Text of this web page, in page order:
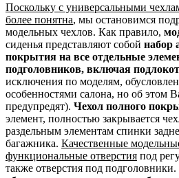
Поскольку с универсальными
более понятна, мы остановимся
модельных чехлов. Как правило,
сиденья представляют собой набор
покрытия на все отдельные
подголовников, включая
исключения по моделям,
особенностями салона, но об этом
предупредят). Чехол полного
элемент, полностью закрывается
раздельным элементам спинки
багажника. Качественные
функциональные отверстия под
также отверстия под подголовники.